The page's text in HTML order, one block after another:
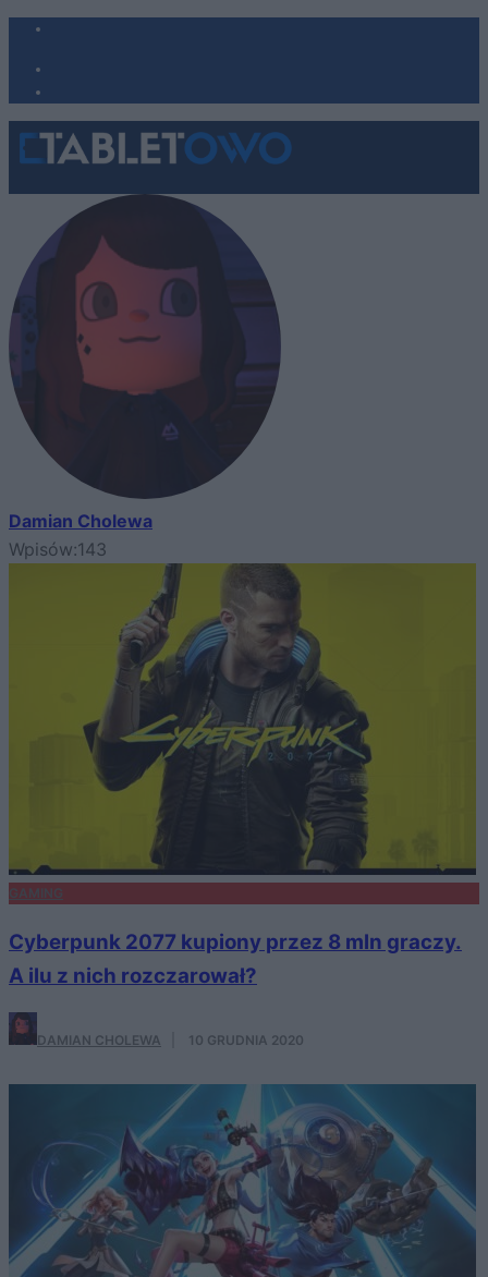
Damian Cholewa
Wpisów:143
Cyberpunk 2077 kupiony przez 8 mln graczy.
A ilu z nich rozczarował?
DAMIAN CHOLEWA 10 GRUDNIA 2020